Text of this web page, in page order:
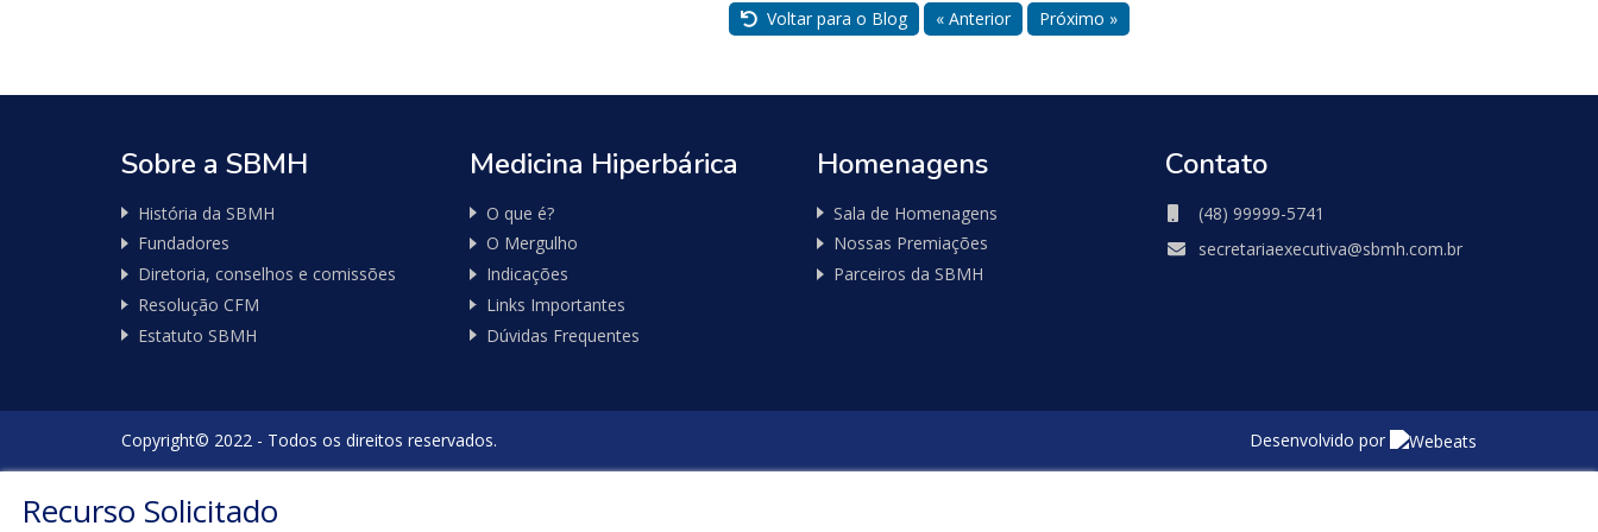
Vitality
Club
-
Diabetes,
Fitness,
Voltar para o Blog « Anterior Próximo »
Sobre a SBMH
História da SBMH
Fundadores
Diretoria, conselhos e comissões
Resolução CFM
Estatuto SBMH
Medicina Hiperbárica
O que é?
O Mergulho
Indicações
Links Importantes
Dúvidas Frequentes
Homenagens
Sala de Homenagens
Nossas Premiações
Parceiros da SBMH
Contato
(48) 99999-5741
secretariaexecutiva@sbmh.com.br
Copyright© 2022 - Todos os direitos reservados. Desenvolvido por
Recurso Solicitado